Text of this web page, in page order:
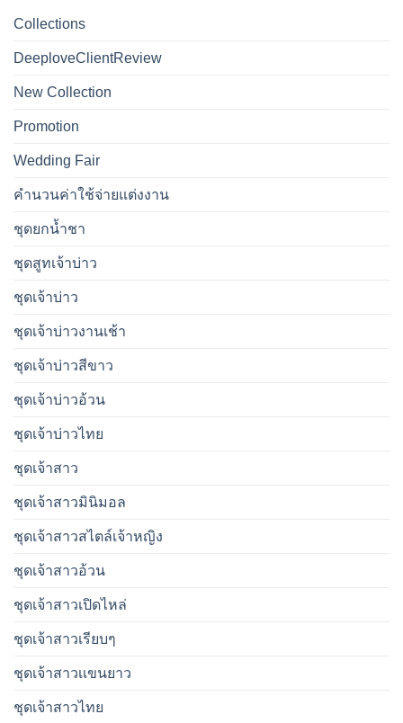
Collections
DeeploveClientReview
New Collection
Promotion
Wedding Fair
คำนวนค่าใช้จ่ายแต่งงาน
ชุดยกน้ำชา
ชุดสูทเจ้าบ่าว
ชุดเจ้าบ่าว
ชุดเจ้าบ่าวงานเช้า
ชุดเจ้าบ่าวสีขาว
ชุดเจ้าบ่าวอ้วน
ชุดเจ้าบ่าวไทย
ชุดเจ้าสาว
ชุดเจ้าสาวมินิมอล
ชุดเจ้าสาวสไตล์เจ้าหญิง
ชุดเจ้าสาวอ้วน
ชุดเจ้าสาวเปิดไหล่
ชุดเจ้าสาวเรียบๆ
ชุดเจ้าสาวเเขนยาว
ชุดเจ้าสาวไทย